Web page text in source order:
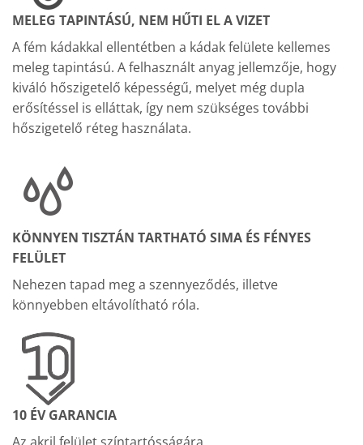
MELEG TAPINTÁSÚ, NEM HŰTI EL A VIZET
A fém kádakkal ellentétben a kádak felülete kellemes
meleg tapintású. A felhasznált anyag jellemzője, hogy
kiváló hőszigetelő képességű, melyet még dupla
erősítéssel is elláttak, így nem szükséges további
hőszigetelő réteg használata.
KÖNNYEN TISZTÁN TARTHATÓ SIMA ÉS FÉNYES
FELÜLET
Nehezen tapad meg a szennyeződés, illetve
könnyebben eltávolítható róla.
10 ÉV GARANCIA